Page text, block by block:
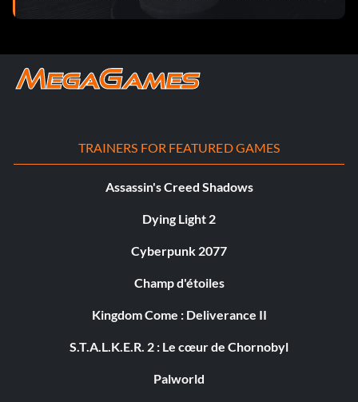
TRAINERS FOR FEATURED GAMES
Assassin's Creed Shadows
Dying Light 2
Cyberpunk 2077
Champ d'étoiles
Kingdom Come : Deliverance II
S.T.A.L.K.E.R. 2 : Le cœur de Chornobyl
Palworld